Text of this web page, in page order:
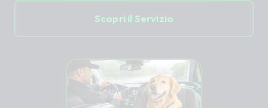
Scopri il Servizio